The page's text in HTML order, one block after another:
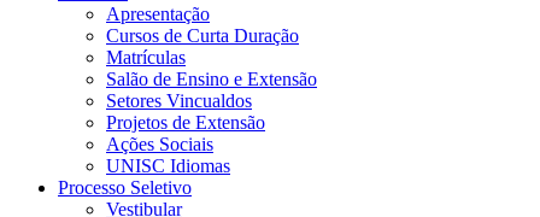
Apresentação
Cursos de Curta Duração
Matrículas
Salão de Ensino e Extensão
Setores Vincualdos
Projetos de Extensão
Ações Sociais
UNISC Idiomas
Processo Seletivo
Vestibular